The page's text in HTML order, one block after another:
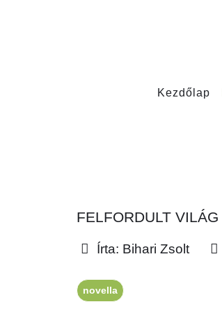
Kezdőlap
FELFORDULT VILÁG
Írta: Bihari Zsolt
novella